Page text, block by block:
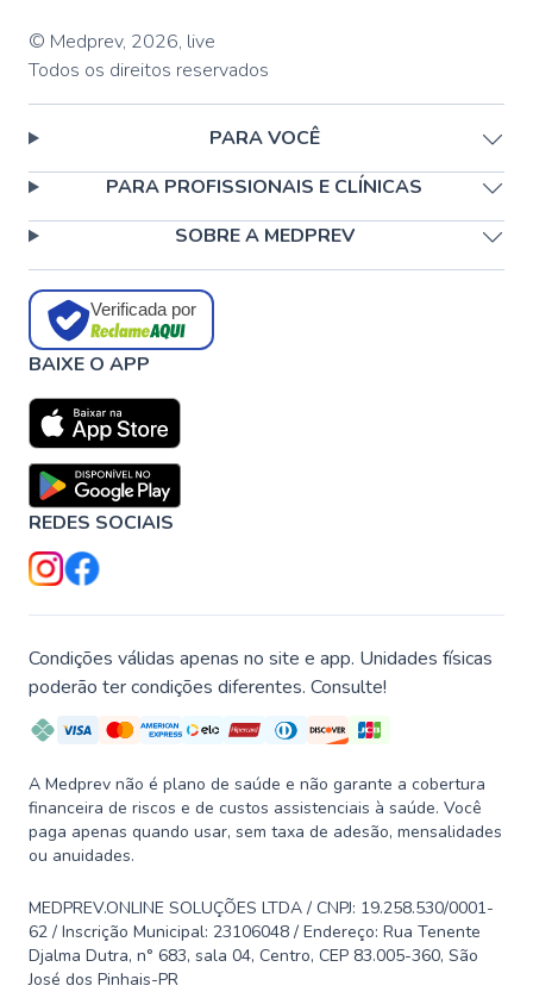
© Medprev, 2026, live
Todos os direitos reservados
PARA VOCÊ
PARA PROFISSIONAIS E CLÍNICAS
SOBRE A MEDPREV
Verificada por
BAIXE O APP
REDES SOCIAIS
Condições válidas apenas no site e app. Unidades físicas
poderão ter condições diferentes. Consulte!
A Medprev não é plano de saúde e não garante a cobertura
financeira de riscos e de custos assistenciais à saúde. Você
paga apenas quando usar, sem taxa de adesão, mensalidades
ou anuidades.
MEDPREV.ONLINE SOLUÇÕES LTDA / CNPJ: 19.258.530/0001-
62 / Inscrição Municipal: 23106048 / Endereço: Rua Tenente
Djalma Dutra, n° 683, sala 04, Centro, CEP 83.005-360, São
José dos Pinhais-PR